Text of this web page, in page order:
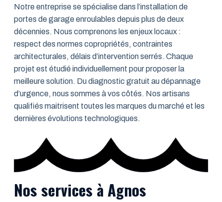
Notre entreprise se spécialise dans l’installation de
portes de garage enroulables depuis plus de deux
décennies. Nous comprenons les enjeux locaux :
respect des normes copropriétés, contraintes
architecturales, délais d’intervention serrés. Chaque
projet est étudié individuellement pour proposer la
meilleure solution. Du diagnostic gratuit au dépannage
d’urgence, nous sommes à vos côtés. Nos artisans
qualifiés maitrisent toutes les marques du marché et les
dernières évolutions technologiques.
Nos services à Agnos